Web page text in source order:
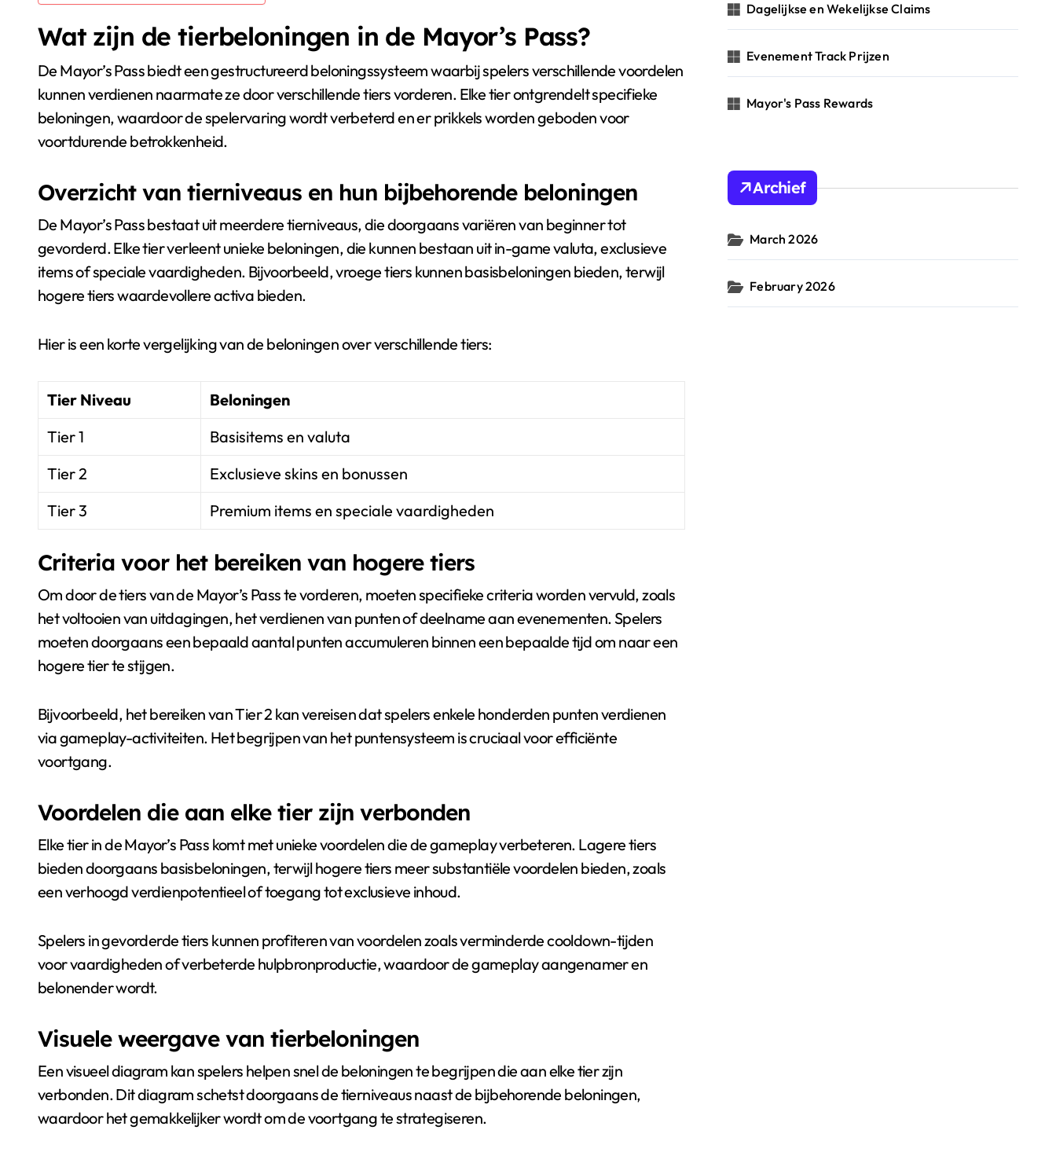
Wat zijn de tierbeloningen in de Mayor’s Pass?
De Mayor’s Pass biedt een gestructureerd beloningssysteem waarbij spelers verschillende voordelen
kunnen verdienen naarmate ze door verschillende tiers vorderen. Elke tier ontgrendelt specifieke
beloningen, waardoor de spelervaring wordt verbeterd en er prikkels worden geboden voor
voortdurende betrokkenheid.
Overzicht van tierniveaus en hun bijbehorende beloningen
De Mayor’s Pass bestaat uit meerdere tierniveaus, die doorgaans variëren van beginner tot
gevorderd. Elke tier verleent unieke beloningen, die kunnen bestaan uit in-game valuta, exclusieve
items of speciale vaardigheden. Bijvoorbeeld, vroege tiers kunnen basisbeloningen bieden, terwijl
hogere tiers waardevollere activa bieden.
Hier is een korte vergelijking van de beloningen over verschillende tiers:
Tier Niveau
Beloningen
Tier 1
Basisitems en valuta
Tier 2
Exclusieve skins en bonussen
Tier 3
Premium items en speciale vaardigheden
Criteria voor het bereiken van hogere tiers
Om door de tiers van de Mayor’s Pass te vorderen, moeten specifieke criteria worden vervuld, zoals
het voltooien van uitdagingen, het verdienen van punten of deelname aan evenementen. Spelers
moeten doorgaans een bepaald aantal punten accumuleren binnen een bepaalde tijd om naar een
hogere tier te stijgen.
Bijvoorbeeld, het bereiken van Tier 2 kan vereisen dat spelers enkele honderden punten verdienen
via gameplay-activiteiten. Het begrijpen van het puntensysteem is cruciaal voor efficiënte
voortgang.
Voordelen die aan elke tier zijn verbonden
Elke tier in de Mayor’s Pass komt met unieke voordelen die de gameplay verbeteren. Lagere tiers
bieden doorgaans basisbeloningen, terwijl hogere tiers meer substantiële voordelen bieden, zoals
een verhoogd verdienpotentieel of toegang tot exclusieve inhoud.
Spelers in gevorderde tiers kunnen profiteren van voordelen zoals verminderde cooldown-tijden
voor vaardigheden of verbeterde hulpbronproductie, waardoor de gameplay aangenamer en
belonender wordt.
Visuele weergave van tierbeloningen
Een visueel diagram kan spelers helpen snel de beloningen te begrijpen die aan elke tier zijn
verbonden. Dit diagram schetst doorgaans de tierniveaus naast de bijbehorende beloningen,
waardoor het gemakkelijker wordt om de voortgang te strategiseren.
:
Dagelijkse en Wekelijkse Claims
Evenement Track Prijzen
Mayor's Pass Rewards
Archief
March 2026
February 2026